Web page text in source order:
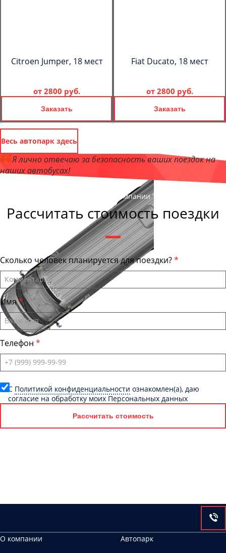
Citroen Jumper, 18 мест
от 2800 руб.
Заказать
Fiat Ducato, 18 мест
от 2800 руб.
Заказать
Весь автопарк здесь
Я лично отвечаю за безопасность ваших поездок на
наших автобусах!
, директор компании "ОрёлБас"
Рассчитать стоимость поездки
Сколько человек планируется для поездки?
Имя
Телефон
C Политикой конфиденциальности ознакомлен(а), даю
согласие на обработку моих Персональных данных
Рассчитать стоимость
О компании Автопарк